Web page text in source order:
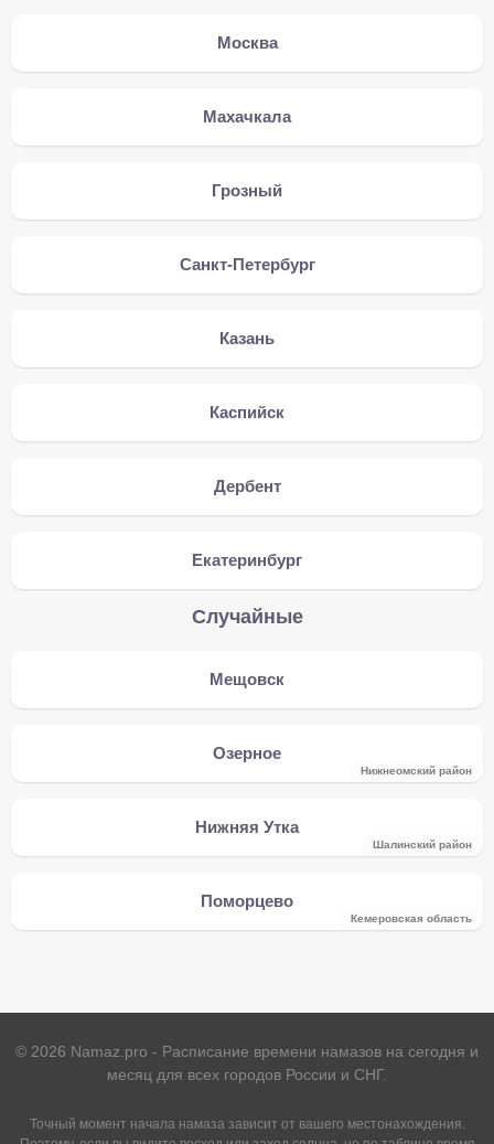
Москва
Махачкала
Грозный
Санкт-Петербург
Казань
Каспийск
Дербент
Екатеринбург
Случайные
Мещовск
Озерное
Нижнеомский район
Нижняя Утка
Шалинский район
Поморцево
Кемеровская область
© 2026 Namaz.pro - Расписание времени намазов на сегодня и
месяц для всех городов России и СНГ.
Точный момент начала намаза зависит от вашего местонахождения.